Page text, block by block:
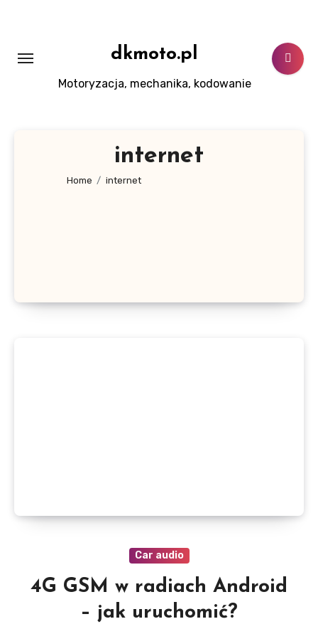
dkmoto.pl
Motoryzacja, mechanika, kodowanie
internet
Home internet
Car audio
4G GSM w radiach Android
– jak uruchomić?